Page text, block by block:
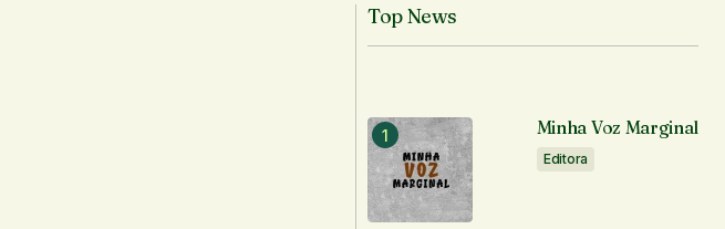
Top News
Minha Voz Marginal
Editora